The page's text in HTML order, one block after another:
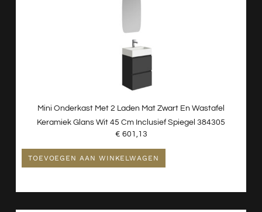
Mini Onderkast Met 2 Laden Mat Zwart En Wastafel
Keramiek Glans Wit 45 Cm Inclusief Spiegel 384305
€ 601,13
TOEVOEGEN AAN WINKELWAGEN